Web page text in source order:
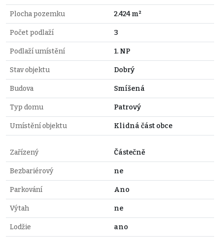
Plocha pozemku 2.424 m²
Počet podlaží 3
Podlaží umístění 1. NP
Stav objektu Dobrý
Budova Smíšená
Typ domu Patrový
Umístění objektu Klidná část obce
Zařízený Částečně
Bezbariérový ne
Parkování Ano
Výtah ne
Lodžie ano